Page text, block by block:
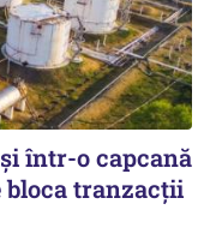
într-o capcană
bloca tranzacții